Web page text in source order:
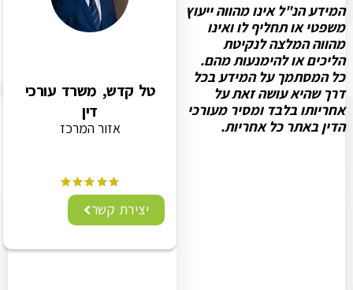
המידע הנ"ל אינו מהווה ייעוץ
משפטי או תחליף לו ואינו
מהווה המלצה לנקיטת
הליכים או להימנעות מהם.
כל המסתמך על המידע בכל
דרך שהיא עושה זאת על
אחריותו בלבד ומסיר מעורכי
הדין באתר כל אחריות.
טל קדש, משרד עורכי
דין
אזור המרכז
יצירת קשר